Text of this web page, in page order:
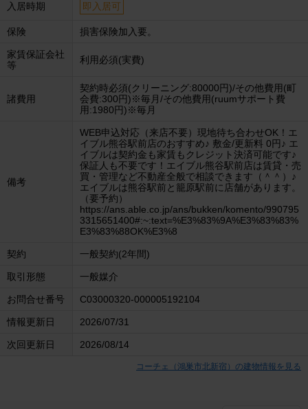
入居時期 即入居可
保険 損害保険加入要。
家賃保証会社
等
利用必須(実費)
諸費用
契約時必須(クリーニング:80000円)/その他費用(町
会費:300円)※毎月/その他費用(ruumサポート費
用:1980円)※毎月
備考
WEB申込対応（来店不要）現地待ち合わせOK！エ
イブル熊谷駅前店のおすすめ♪ 敷金/更新料 0円♪ エ
イブルは契約金も家賃もクレジット決済可能です♪
保証人も不要です！エイブル熊谷駅前店は賃貸・売
買・管理など不動産全般で相談できます（＾＾）♪
エイブルは熊谷駅前と籠原駅前に店舗があります。
（要予約）
https://ans.able.co.jp/ans/bukken/komento/990795
3315651400#:~:text=%E3%83%9A%E3%83%83%
E3%83%88OK%E3%8
契約 一般契約(2年間)
取引形態 一般媒介
お問合せ番号 C03000320-000005192104
情報更新日 2026/07/31
次回更新日 2026/08/14
コーチェ（鴻巣市北新宿）の建物情報を見る